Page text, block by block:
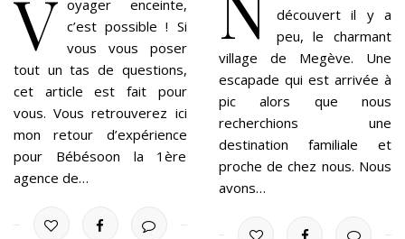
V oyager enceinte,
c’est possible ! Si
vous vous poser
tout un tas de questions,
cet article est fait pour
vous. Vous retrouverez ici
mon retour d’expérience
pour Bébésoon la 1ère
agence de…
découvert il y a
peu, le charmant
village de Megève. Une
escapade qui est arrivée à
pic alors que nous
recherchions une
destination familiale et
proche de chez nous. Nous
avons…